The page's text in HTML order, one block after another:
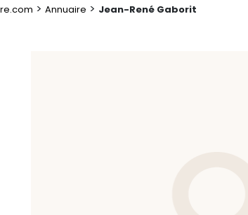
> Annuaire > Jean-René Gaborit